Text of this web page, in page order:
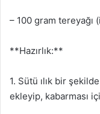
– 100 gram tereyağı
**Hazırlık:**
1. Sütü ılık bir
ekleyip, kabarması